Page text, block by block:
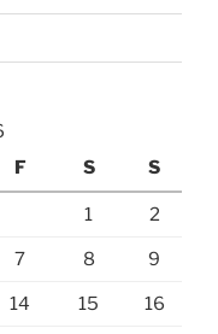
F S S
1 2
7 8 9
14 15 16